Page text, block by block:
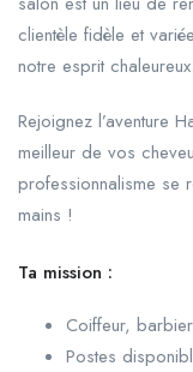
clientèle fidèle et
notre esprit chaleureux.
Rejoignez l’aventure
meilleur de vos
professionnalisme se
mains !
Ta mission :
Coiffeur,
Postes